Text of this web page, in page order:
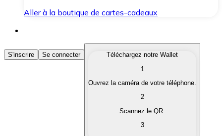
Aller à la boutique de cartes-cadeaux
Acheter des Cryptomonnaies
Achetez les cryptomonnaies qui vous intéressent
Convertissez vos cryptomonnaies en monnaie
S'inscrire Se connecter
Téléchargez notre Wallet
1
Ouvrez la caméra de votre téléphone.
2
Scannez le QR.
3